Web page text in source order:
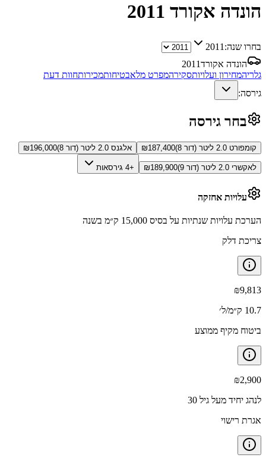
הונדה אקורד 2011
בחרו שנה: 2011
הונדה אקורד2011
גלריהמחירון ועלויותסקירהמפרט מלאבטיחותמכירותחוות דעת
גירסה:
בחר גירסה
קומפורט 2.0 ליטר (דור 8) ₪187,400 אלגנס 2.0 ליטר (דור 8) ₪196,000
לאקשרי 2.0 ליטר (דור 9) ₪189,900 +4 גירסאות
עלויות אחזקה
הערכת עלויות שנתיות על בסיס 15,000 ק״מ בשנה
צריכת דלק
₪9,813
10.7 ק״מ/ל׳
ביטוח מקיף ממוצע
₪2,900
לנהג יחיד מעל גיל 30
אגרת רישוי